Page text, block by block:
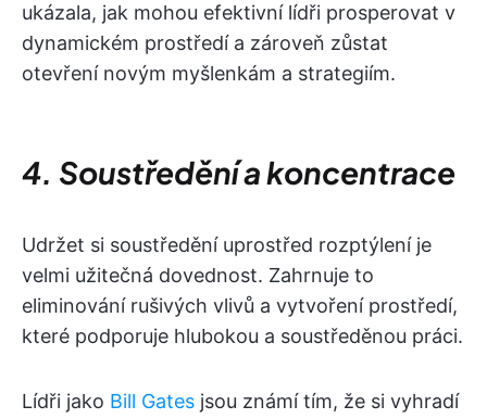
ukázala, jak mohou efektivní lídři prosperovat v
dynamickém prostředí a zároveň zůstat
otevření novým myšlenkám a strategiím.
4. Soustředění a koncentrace
Udržet si soustředění uprostřed rozptýlení je
velmi užitečná dovednost. Zahrnuje to
eliminování rušivých vlivů a vytvoření prostředí,
které podporuje hlubokou a soustředěnou práci.
Lídři jako Bill Gates jsou známí tím, že si vyhradí